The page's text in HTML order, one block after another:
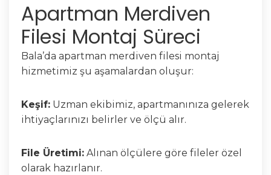
Apartman Merdiven
Filesi Montaj Süreci
Bala’da apartman merdiven filesi montaj
hizmetimiz şu aşamalardan oluşur:
Keşif: Uzman ekibimiz, apartmanınıza gelerek
ihtiyaçlarınızı belirler ve ölçü alır.
File Üretimi: Alınan ölçülere göre fileler özel
olarak hazırlanır.